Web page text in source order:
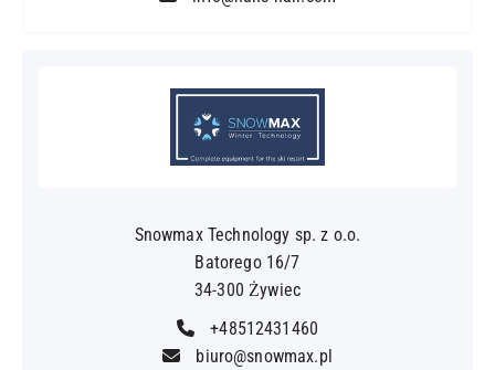
Snowmax Technology sp. z o.o.
Batorego 16/7
34-300 Żywiec
+48512431460
biuro@snowmax.pl